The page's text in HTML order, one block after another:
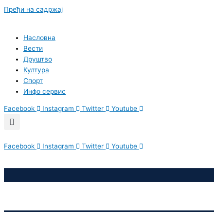
Пређи на садржај
Насловна
Вести
Друштво
Култура
Спорт
Инфо сервис
Facebook Instagram Twitter Youtube
Facebook Instagram Twitter Youtube